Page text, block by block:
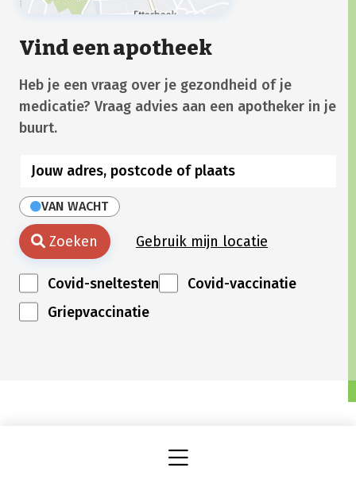
Vind een apotheek
Heb je een vraag over je gezondheid of je
medicatie? Vraag advies aan een apotheker in je
buurt.
VAN WACHT
Zoeken Gebruik mijn locatie
Covid-sneltesten
Covid-vaccinatie
Griepvaccinatie